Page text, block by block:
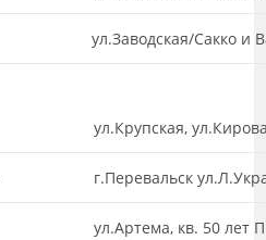
ул.Заводская/Сакко и
ул.Крупская,
г.Перевальск
ул.Артема, кв. 50 лет